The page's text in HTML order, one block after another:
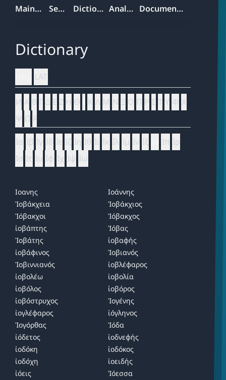
Mainpage Search Dictionary Analyzer Documentation
Dictionary
LAT
Ͷ Α Β Γ Δ Ε Ζ Η Θ Κ Λ Μ Ν Ξ Ο Π Ρ Σ Τ Υ Φ Χ
Ψ Ω Ϝ
Ια Ιβ Ιγ Ιδ Ιε Ιζ Ιη Ιθ Ιι Ικ Ιλ Ιμ Ιν Ιξ Ιπ Ιρ
Ισ Ιτ Ιυ Ιφ Ιχ Ιψ Ιω
Ιοανης
Ιοάννης
Ἰοβάκχεια
Ἰοβάκχιος
Ἰόβακχοι
Ἰόβακχος
ἰοβάπτης
Ἰόβας
Ἰοβάτης
ἰοβαφής
ἰοβάφινος
Ἰοβιανός
Ἰοβιννιανός
ἰοβλέφαρος
ἰοβολέω
ἰοβολία
ἰοβόλος
ἰοβόρος
ἰοβόστρυχος
Ἰογένης
ἰογλέφαρος
ἰόγληνος
Ἰογόρθας
Ἰόδα
ἰόδετος
ἰοδνεφής
ἰοδόκη
ἰοδόκος
ἰοδόχη
ἰοειδής
ἰόεις
Ἰόεσσα